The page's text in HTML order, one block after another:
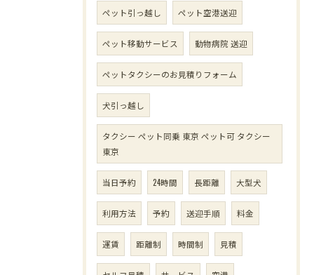
ペット引っ越し ペット空港送迎
ペット移動サービス 動物病院 送迎
ペットタクシーのお見積りフォーム
犬引っ越し
タクシー ペット同乗 東京 ペット可 タクシー
東京
当日予約 24時間 長距離 大型犬
利用方法 予約 送迎手順 料金
運賃 距離制 時間制 見積